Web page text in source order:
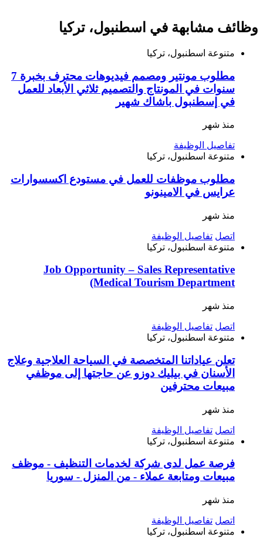
وظائف مشابهة في اسطنبول، تركيا
متنوعة اسطنبول، تركيا
مطلوب مونتير ومصمم فيديوهات محترف بخبرة 7
سنوات في المونتاج والتصميم ثلاثي الأبعاد للعمل
في إسطنبول باشاك شهير
منذ شهر
تفاصيل الوظيفة
متنوعة اسطنبول، تركيا
مطلوب موظفات للعمل في مستودع اكسسوارات
عرايس في الامينونو
منذ شهر
اتصل تفاصيل الوظيفة
متنوعة اسطنبول، تركيا
Job Opportunity – Sales Representative
(Medical Tourism Department
منذ شهر
اتصل تفاصيل الوظيفة
متنوعة اسطنبول، تركيا
تعلن عياداتنا المتخصصة في السياحة العلاجية وعلاج
الأسنان في بيليك دوزو عن حاجتها إلى موظفي
مبيعات محترفين
منذ شهر
اتصل تفاصيل الوظيفة
متنوعة اسطنبول، تركيا
فرصة عمل لدى شركة لخدمات التنظيف - موظف
مبيعات ومتابعة عملاء - من المنزل - سوريا
منذ شهر
اتصل تفاصيل الوظيفة
متنوعة اسطنبول، تركيا